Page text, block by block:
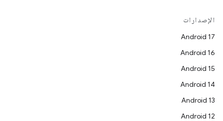
الإصدارات
Android 17
Android 16
Android 15
Android 14
Android 13
Android 12